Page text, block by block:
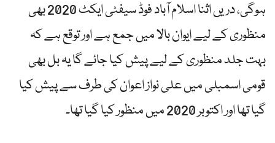
ہوگی، دریں اثنا اسلام آباد فوڈ سیفٹی ایکٹ 2020 بھی
منظوری کے لیے ایوان بالا میں جمع ہے اور توقع ہے کہ
بہت جلد منظوری کے لیے پیش کیا جائے گا یہ بل بھی
قومی اسمبلی میں علی نواز اعوان کی طرف سے پیش کیا
گیا تھا اور اکتوبر 2020 میں منظور کیا گیا تھا۔